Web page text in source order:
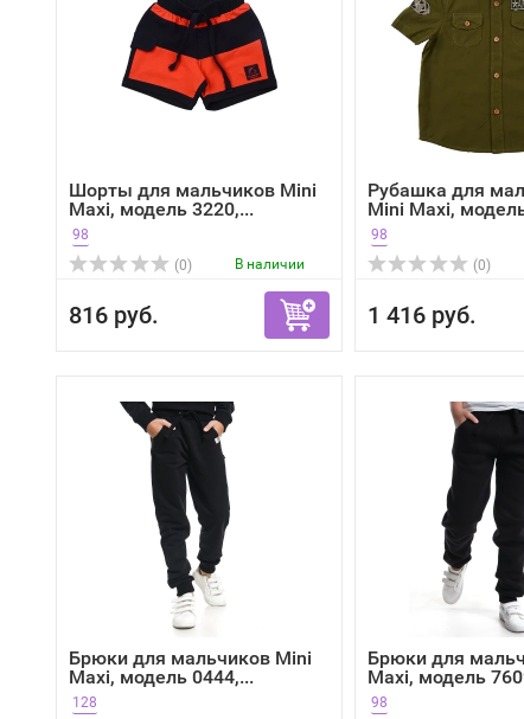
Шорты для мальчиков Mini
Maxi, модель 3220,...
98
(0)
В наличии
816 руб.
Рубашка для
Mini Maxi,
98
(0)
1 416 руб.
Брюки для мальчиков Mini
Maxi, модель 0444,...
128
Брюки для
Maxi, модель
98